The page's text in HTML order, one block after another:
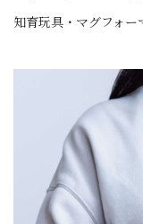
知育玩具・マグフォー